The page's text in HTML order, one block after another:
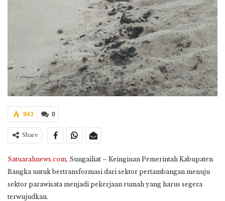
0
943
Share
Satuarahnews.com, Sungailiat – Keinginan Pemerintah Kabupaten
Bangka untuk bertransformasi dari sektor pertambangan menuju
sektor parawisata menjadi pekerjaan rumah yang harus segera
terwujudkan.